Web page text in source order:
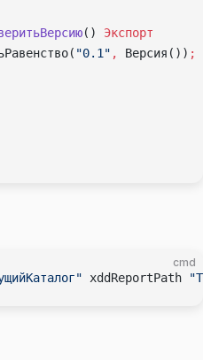
() Экспорт
"0.1" , Версия()) ;
cmd
xddReportPath